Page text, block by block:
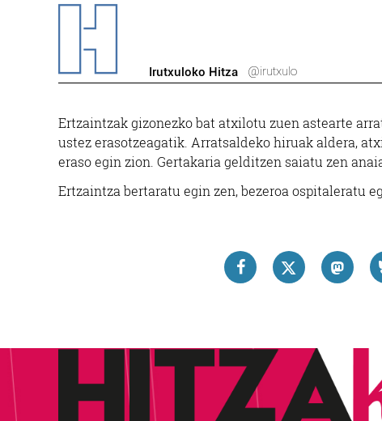
Irutxuloko Hitza @irutxulo
Ertzaintzak gizonezko bat atxilotu zuen astearte
ustez erasotzeagatik. Arratsaldeko hiruak aldera,
eraso egin zion. Gertakaria gelditzen saiatu zen
Ertzaintza bertaratu egin zen, bezeroa ospitaleratu